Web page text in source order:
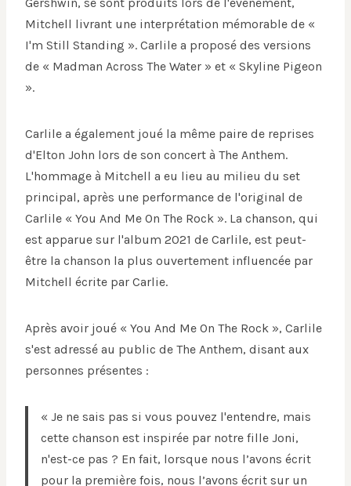
Mitchell livrant une interprétation mémorable de «
I'm Still Standing ». Carlile a proposé des versions
de « Madman Across The Water » et « Skyline Pigeon
».
Carlile a également joué la même paire de reprises
d'Elton John lors de son concert à The Anthem.
L'hommage à Mitchell a eu lieu au milieu du set
principal, après une performance de l'original de
Carlile « You And Me On The Rock ». La chanson, qui
est apparue sur l'album 2021 de Carlile, est peut-
être la chanson la plus ouvertement influencée par
Mitchell écrite par Carlie.
Après avoir joué « You And Me On The Rock », Carlile
s'est adressé au public de The Anthem, disant aux
personnes présentes :
« Je ne sais pas si vous pouvez l'entendre, mais
cette chanson est inspirée par notre fille Joni,
n'est-ce pas ? En fait, lorsque nous l’avons écrit
pour la première fois, nous l’avons écrit sur un